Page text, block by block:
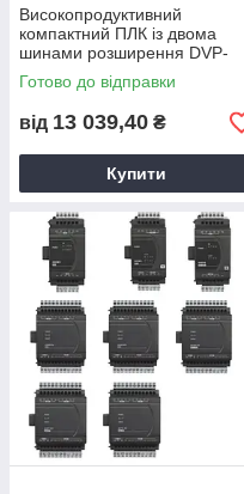
Високопродуктивний
компактний ПЛК із двома
шинами розширення DVP-
SV2
Готово до відправки
від 13 039,40 ₴
Купити